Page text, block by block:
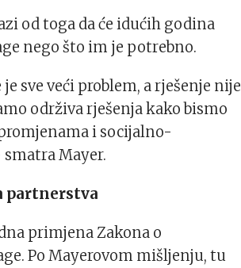
od toga da će idućih godina
nego što im je potrebno.
sve veći problem, a rješenje nije
održiva rješenja kako bismo
i socijalno-
Mayer.
partnerstva
primjena Zakona o
Po Mayerovom mišljenju, tu